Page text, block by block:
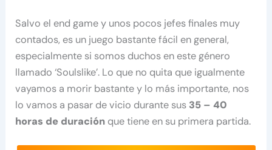
Salvo el end game y unos pocos jefes finales muy
contados, es un juego bastante fácil en general,
especialmente si somos duchos en este género
llamado ‘Soulslike’. Lo que no quita que igualmente
vayamos a morir bastante y lo más importante, nos
lo vamos a pasar de vicio durante sus 35 – 40
horas de duración que tiene en su primera partida.